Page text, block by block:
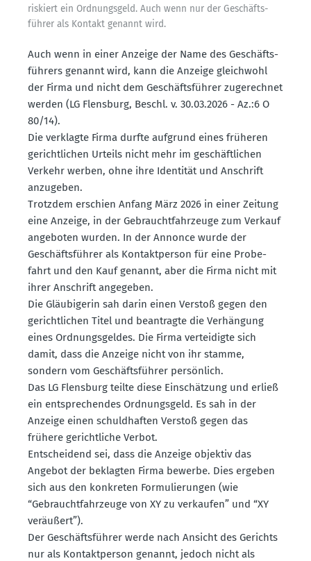
riskiert ein Ordnungsgeld. Auch wenn nur der Geschäfts­
führer als Kontakt genannt wird.
Auch wenn in einer Anzeige der Name des Geschäfts­
führers genannt wird, kann die Anzeige gleichwohl
der Firma und nicht dem Geschäfts­führer zugerechnet
werden (LG Flensburg, Beschl. v. 30.03.2026 - Az.:6 O
80/14).
Die verklagte Firma durfte aufgrund eines früheren
gericht­lichen Urteils nicht mehr im geschäft­lichen
Verkehr werben, ohne ihre Identität und Anschrift
anzugeben.
Trotzdem erschien Anfang März 2026 in einer Zeitung
eine Anzeige, in der Gebraucht­fahr­zeuge zum Verkauf
angeboten wurden. In der Annonce wurde der
Geschäfts­führer als Kontakt­person für eine Probe­
fahrt und den Kauf genannt, aber die Firma nicht mit
ihrer Anschrift angegeben.
Die Gläubi­gerin sah darin einen Verstoß gegen den
gericht­lichen Titel und beantragte die Verhängung
eines Ordnungs­geldes. Die Firma vertei­digte sich
damit, dass die Anzeige nicht von ihr stamme,
sondern vom Geschäfts­führer persönlich.
Das LG Flensburg teilte diese Einschätzung und erließ
ein entspre­chendes Ordnungsgeld. Es sah in der
Anzeige einen schuld­haften Verstoß gegen das
frühere gericht­liche Verbot.
Entscheidend sei, dass die Anzeige objektiv das
Angebot der beklagten Firma bewerbe. Dies ergeben
sich aus den konkreten Formu­lie­rungen (wie
“Gebraucht­fahr­zeuge von XY zu verkaufen” und “XY
veräußert”).
Der Geschäfts­führer werde nach Ansicht des Gerichts
nur als Kontakt­person genannt, jedoch nicht als